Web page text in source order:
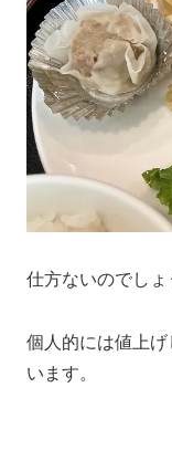
仕方ないのでしょ
個人的には値上
います。